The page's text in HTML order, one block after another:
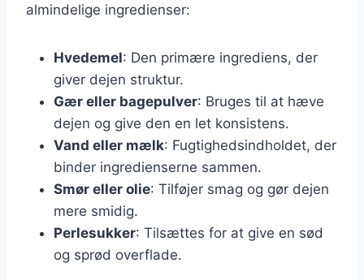
almindelige ingredienser:
Hvedemel: Den primære ingrediens, der
giver dejen struktur.
Gær eller bagepulver: Bruges til at hæve
dejen og give den en let konsistens.
Vand eller mælk: Fugtighedsindholdet, der
binder ingredienserne sammen.
Smør eller olie: Tilføjer smag og gør dejen
mere smidig.
Perlesukker: Tilsættes for at give en sød
og sprød overflade.